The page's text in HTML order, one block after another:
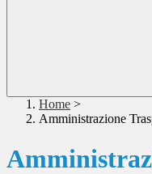
Home >
Amministrazione